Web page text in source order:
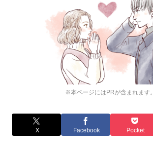
※本ページにはPRが含まれます。
X Facebook Pocket